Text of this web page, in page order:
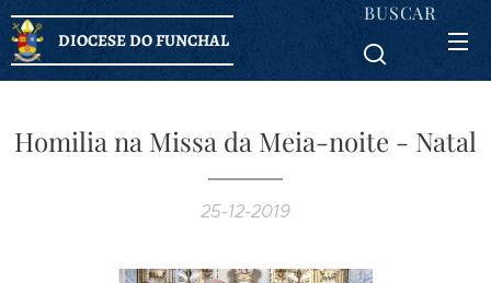
DIOCESE DO FUNCHAL
BUSCAR
Homilia na Missa da Meia-noite - Natal
25-12-2019